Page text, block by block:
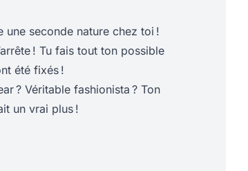
une seconde nature chez toi !
! Tu fais tout ton possible
été fixés !
? Véritable fashionista ? Ton
un vrai plus !